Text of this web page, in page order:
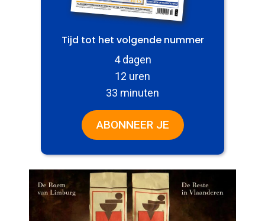
Tijd tot het volgende nummer
4 dagen
12 uren
33 minuten
ABONNEER JE